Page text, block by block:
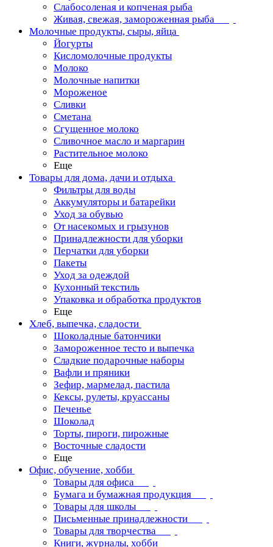
Слабосоленая и копченая рыба
Живая, свежая, замороженная рыба
Молочные продукты, сыры, яйца
Йогурты
Кисломолочные продукты
Молоко
Молочные напитки
Мороженое
Сливки
Сметана
Сгущенное молоко
Сливочное масло и маргарин
Растительное молоко
Еще
Товары для дома, дачи и отдыха
Фильтры для воды
Аккумуляторы и батарейки
Уход за обувью
От насекомых и грызунов
Принадлежности для уборки
Перчатки для уборки
Пакеты
Уход за одеждой
Кухонный текстиль
Упаковка и обработка продуктов
Еще
Хлеб, выпечка, сладости
Шоколадные батончики
Замороженное тесто и выпечка
Сладкие подарочные наборы
Вафли и пряники
Зефир, мармелад, пастила
Кексы, рулеты, круассаны
Печенье
Шоколад
Торты, пироги, пирожные
Восточные сладости
Еще
Офис, обучение, хобби
Товары для офиса
Бумага и бумажная продукция
Товары для школы
Письменные принадлежности
Товары для творчества
Книги, журналы, хобби